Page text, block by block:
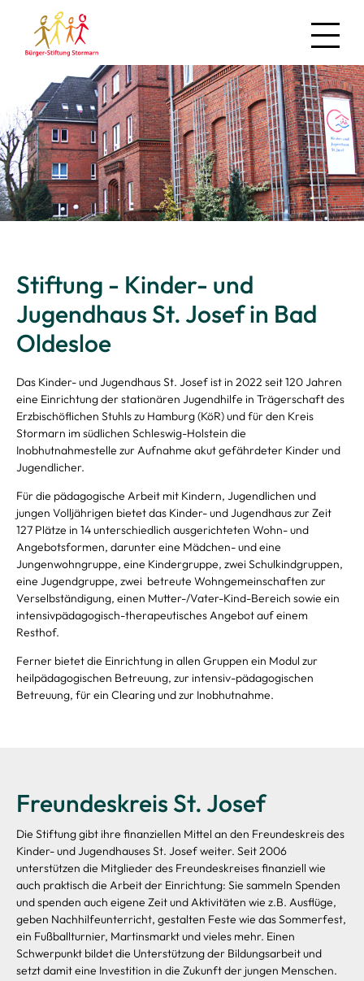
News
Über uns
Regionales
Projekte
Mitmachen
Stiftung - Kinder- und
Jugendhaus St. Josef in Bad
Oldesloe
Das Kinder- und Jugendhaus St. Josef ist in 2022 seit 120 Jahren
eine Einrichtung der stationären Jugendhilfe in Trägerschaft des
Erzbischöflichen Stuhls zu Hamburg (KöR) undfür den Kreis
Stormarn im südlichen Schleswig-Holstein die
Inobhutnahmestelle zur Aufnahme akut gefährdeter Kinder und
Jugendlicher.
Für die pädagogische Arbeit mit Kindern, Jugendlichen und
jungen Volljährigen bietet das Kinder- und Jugendhaus zur Zeit
127 Plätze in 14 unterschiedlich ausgerichteten Wohn- und
Angebotsformen, darunter eine Mädchen- und eine
Jungenwohngruppe, eine Kindergruppe, zwei Schulkindgruppen,
eine Jugendgruppe, zwei betreute Wohngemeinschaften zur
Verselbständigung, einen Mutter-/Vater-Kind-Bereich sowie ein
intensivpädagogisch-therapeutisches Angebot auf einem
Resthof.
Ferner bietet die Einrichtung in allen Gruppen ein Modul zur
heilpädagogischen Betreuung, zur intensiv-pädagogischen
Betreuung, für ein Clearing und zur Inobhutnahme.
Freundeskreis St. Josef
Die Stiftung gibt ihre finanziellen Mittel an den Freundeskreis des
Kinder- und Jugendhauses St. Josef weiter. Seit 2006
unterstützen die Mitglieder des Freundeskreises finanziell wie
auch praktisch die Arbeit der Einrichtung: Sie sammeln Spenden
und spenden auch eigene Zeit und Aktivitäten wie z.B. Ausflüge,
geben Nachhilfeunterricht, gestalten Feste wie das Sommerfest,
ein Fußballturnier, Martinsmarkt und vieles mehr. Einen
Schwerpunkt bildet die Unterstützung der Bildungsarbeit und
setzt damit eine Investition in die Zukunft der jungen Menschen.